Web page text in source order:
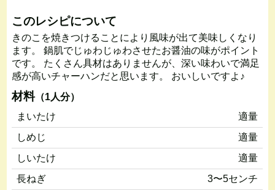
このレシピについて
きのこを焼きつけることにより風味が出て美味しくなり
ます。 鍋肌でじゅわじゅわさせたお醤油の味がポイント
です。 たくさん具材はありませんが、深い味わいで満足
感が高いチャーハンだと思います。 おいしいですよ♪
材料（1人分）
まいたけ
適量
しめじ
適量
しいたけ
適量
長ねぎ
3〜5センチ